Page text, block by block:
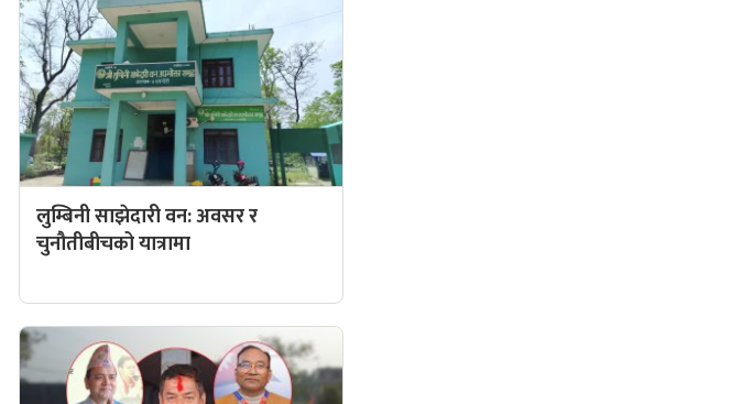
लुम्बिनी साझेदारी वन: अवसर र
चुनौतीबीचको यात्रामा